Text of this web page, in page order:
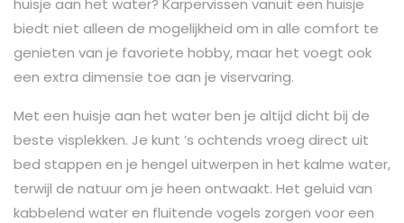
biedt niet alleen de mogelijkheid om in alle comfort te
genieten van je favoriete hobby, maar het voegt ook
een extra dimensie toe aan je viservaring.
Met een huisje aan het water ben je altijd dicht bij de
beste visplekken. Je kunt ’s ochtends vroeg direct uit
bed stappen en je hengel uitwerpen in het kalme water,
terwijl de natuur om je heen ontwaakt. Het geluid van
kabbelend water en fluitende vogels zorgen voor een